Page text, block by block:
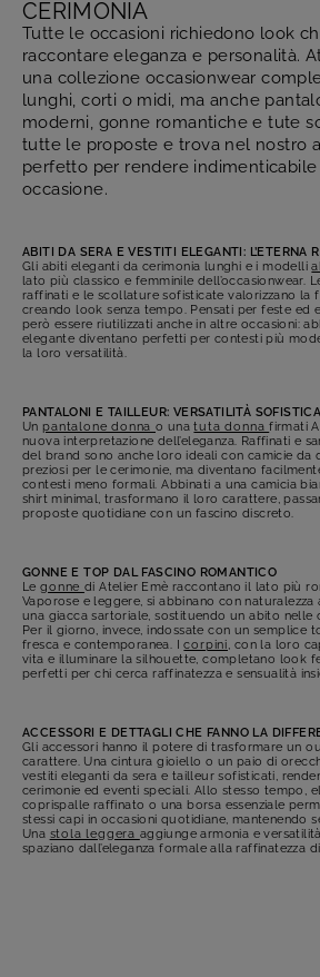
CERIMONIA
Tutte le occasioni richiedono look
raccontare eleganza e personalità.
una collezione occasionwear
lunghi, corti o midi, ma anche
moderni, gonne romantiche e tute
tutte le proposte e trova nel nostro
perfetto per rendere indimenticabile
occasione.
ABITI DA SERA E VESTITI ELEGANTI: L’ETERNA
Gli abiti eleganti da cerimonia lunghi e i modelli
lato più classico e femminile dell’occasionwear.
raffinati e le scollature sofisticate valorizzano la
creando look senza tempo. Pensati per feste ed
però essere riutilizzati anche in altre occasioni:
elegante diventano perfetti per contesti più
la loro versatilità.
PANTALONI E TAILLEUR: VERSATILITÀ
Un pantalone donnao unatuta donnafirmati
nuova interpretazione dell’eleganza. Raffinati e
del brand sono anche loro ideali con camicie da
preziosi per le cerimonie, ma diventano
contesti meno formali. Abbinati a una camicia
shirt minimal, trasformano il loro carattere,
proposte quotidiane con un fascino discreto.
GONNE E TOP DAL FASCINO ROMANTICO
Legonnedi Atelier Emè raccontano il lato più
Vaporose e leggere, si abbinano con
una giacca sartoriale, sostituendo un abito nelle
Per il giorno, invece, indossate con un semplice
fresca e contemporanea. Icorpini, con la loro
vita e illuminare la silhouette, completano look
perfetti per chi cerca raffinatezza e sensualità
ACCESSORI E DETTAGLI CHE FANNO LA
Gli accessori hanno il potere di trasformare un
carattere. Una cintura gioiello o un paio di
vestiti eleganti da sera e tailleur sofisticati,
cerimonie ed eventi speciali. Allo stesso tempo,
coprispalle raffinato o una borsa essenziale
stessi capi in occasioni quotidiane, mantenendo
Una stola leggera aggiunge armonia e
spaziano dall’eleganza formale alla raffinatezza